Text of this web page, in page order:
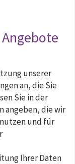
unserer
an, die Sie
Sie in der
angeben, die wir
und für
Ihrer Daten